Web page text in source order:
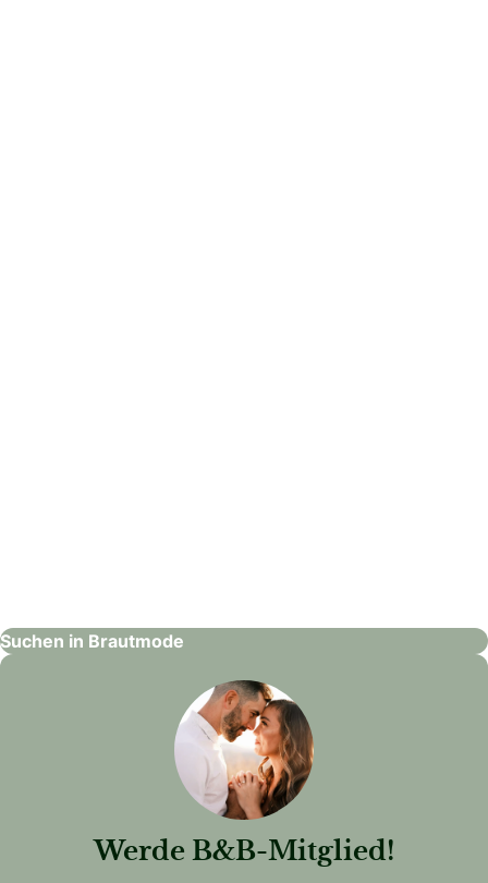
Suchen in Brautmode
Werde B&B-Mitglied!